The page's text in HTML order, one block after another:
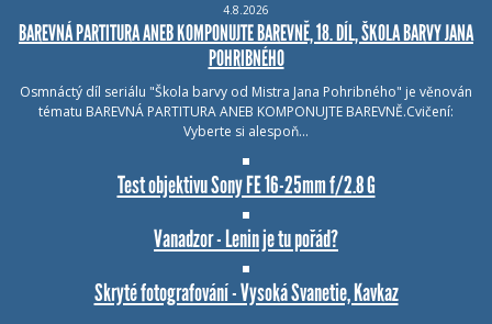
4.8.2026
BAREVNÁ PARTITURA ANEB KOMPONUJTE BAREVNĚ, 18. DÍL, ŠKOLA BARVY JANA
POHRIBNÉHO
Osmnáctý díl seriálu "Škola barvy od Mistra Jana Pohribného" je věnován
tématu BAREVNÁ PARTITURA ANEB KOMPONUJTE BAREVNĚ.Cvičení:
Vyberte si alespoň…
Test objektivu Sony FE 16-25mm f/2.8 G
Vanadzor - Lenin je tu pořád?
Skryté fotografování - Vysoká Svanetie, Kavkaz